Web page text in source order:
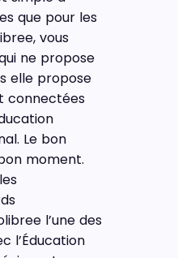
que pour les
vous
ne propose
elle propose
connectées
Le bon
moment.
l’une des
l’Éducation